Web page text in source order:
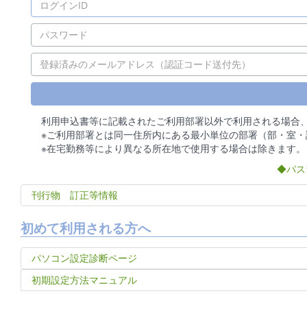
利用申込書等に記載されたご利用部署以外で利用される場合
※ご利用部署とは同一住所内にある最小単位の部署（部・室
※在宅勤務等により異なる所在地で使用する場合は除きます。
◆パス
刊行物 訂正等情報
初めて利用される方へ
パソコン設定診断ページ
初期設定方法マニュアル